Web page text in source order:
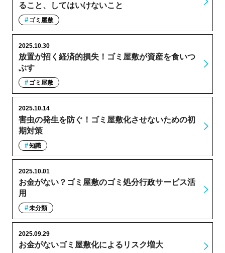
ること、してはいけないこと
ゴミ屋敷
放置が招く経済的損失！ゴミ屋敷が資産を食いつ
ぶす
2025.10.30
ゴミ屋敷
害虫の発生を防ぐ！ゴミ屋敷化させないための初
期対策
2025.10.14
知識
お金がない？ゴミ屋敷のゴミ処分行政サービス活
用
2025.10.01
未分類
お金がないゴミ屋敷化によるリスク増大
2025.09.29